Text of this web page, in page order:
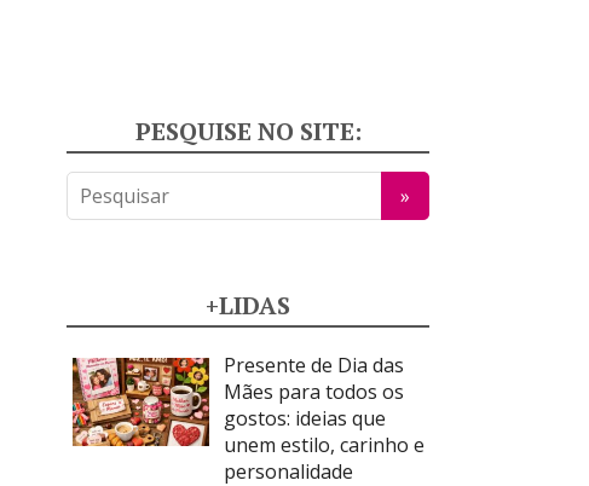
PESQUISE NO SITE:
+LIDAS
Presente de Dia das
Mães para todos os
gostos: ideias que
unem estilo, carinho e
personalidade